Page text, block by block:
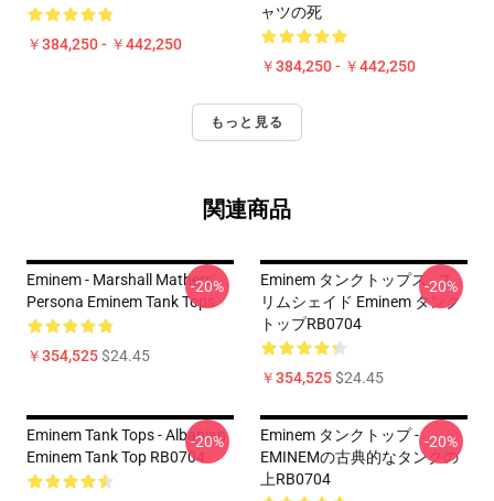
￥384,250 - ￥442,250
ャツの死
￥384,250 - ￥442,250
もっと見る
関連商品
Eminem - Marshall Mathers'
Persona Eminem Tank Tops
￥354,525$24.45
-20%
Eminem タンクトップス - ス
リムシェイド Eminem タンク
トップRB0704
￥354,525$24.45
-20%
Eminem Tank Tops - Albanian
Eminem Tank Top RB0704
-20%
Eminem タンクトップ -
EMINEMの古典的なタンクの
上RB0704
-20%